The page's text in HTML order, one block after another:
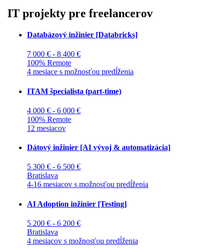
IT projekty pre freelancerov
Databázový inžinier [Databricks]
7 000 € - 8 400 €
100% Remote
4 mesiace s možnosťou predĺženia
ITAM špecialista (part-time)
4 000 € - 6 000 €
100% Remote
12 mesiacov
Dátový inžinier [AI vývoj & automatizácia]
5 300 € - 6 500 €
Bratislava
4-16 mesiacov s možnosťou predĺženia
AI Adoption inžinier [Testing]
5 200 € - 6 200 €
Bratislava
4 mesiacov s možnosťou predĺženia